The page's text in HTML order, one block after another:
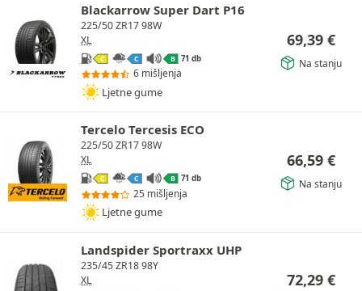
Blackarrow Super Dart P16
225/50 ZR17 98W
XL
C C B 71 db
6 mišljenja
Ljetne gume
69,39 €
Na stanju
Tercelo Tercesis ECO
225/50 ZR17 98W
XL
C C B 71 db
25 mišljenja
Ljetne gume
66,59 €
Na stanju
Landspider Sportraxx UHP
235/45 ZR18 98Y
XL
72,29 €